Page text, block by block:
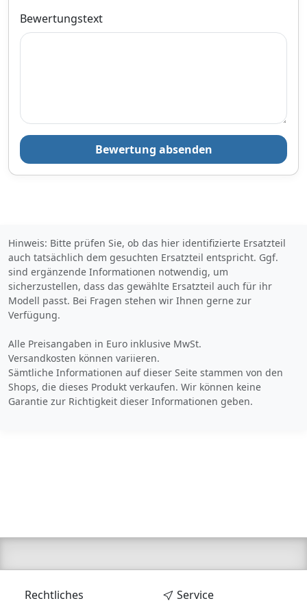
Bewertungstext
Bewertung absenden
Hinweis: Bitte prüfen Sie, ob das hier identifizierte Ersatzteil
auch tatsächlich dem gesuchten Ersatzteil entspricht. Ggf.
sind ergänzende Informationen notwendig, um
sicherzustellen, dass das gewählte Ersatzteil auch für ihr
Modell passt. Bei Fragen stehen wir Ihnen gerne zur
Verfügung.
Alle Preisangaben in Euro inklusive MwSt.
Versandkosten können variieren.
Sämtliche Informationen auf dieser Seite stammen von den
Shops, die dieses Produkt verkaufen. Wir können keine
Garantie zur Richtigkeit dieser Informationen geben.
Rechtliches Service